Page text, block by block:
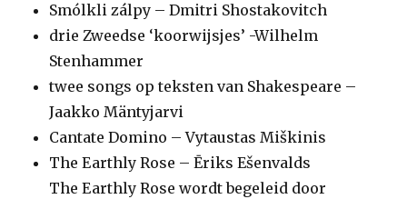
Smólkli zálpy – Dmitri Shostakovitch
drie Zweedse ‘koorwijsjes’ -Wilhelm
Stenhammer
twee songs op teksten van Shakespeare –
Jaakko Mäntyjarvi
Cantate Domino – Vytaustas Miškinis
The Earthly Rose – Ēriks Ešenvalds
The Earthly Rose wordt begeleid door